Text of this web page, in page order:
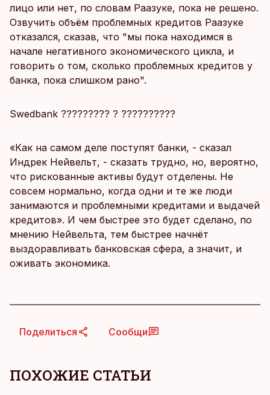
лицо или нет, по словам Раазуке, пока не решено.
Озвучить объём проблемных кредитов Раазуке
отказался, сказав, что "мы пока находимся в
начале негативного экономического цикла, и
говорить о том, сколько проблемных кредитов у
банка, пока слишком рано".
Swedbank ????????? ? ??????????
«Как на самом деле поступят банки, - сказал
Индрек Нейвельт, - сказать трудно, но, вероятно,
что рискованные активы будут отделены. Не
совсем нормально, когда одни и те же люди
занимаются и проблемными кредитами и выдачей
кредитов». И чем быстрее это будет сделано, по
мнению Нейвельта, тем быстрее начнёт
выздоравливать банковская сфера, а значит, и
оживать экономика.
Поделиться Сообщи
ПОХОЖИЕ СТАТЬИ